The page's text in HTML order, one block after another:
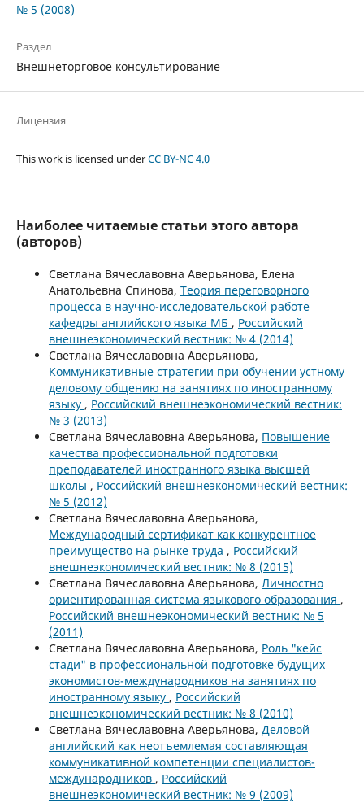
№ 5 (2008)
Раздел
Внешнеторговое консультирование
Лицензия
This work is licensed underCC BY-NC 4.0
Наиболее читаемые статьи этого автора
(авторов)
Светлана Вячеславовна Аверьянова, Елена
Анатольевна Спинова, Теория переговорного
процесса в научно-исследовательской работе
кафедры английского языка МБ , Российский
внешнеэкономический вестник: № 4 (2014)
Светлана Вячеславовна Аверьянова,
Коммуникативные стратегии при обучении устному
деловому общению на занятиях по иностранному
языку , Российский внешнеэкономический вестник:
№ 3 (2013)
Светлана Вячеславовна Аверьянова, Повышение
качества профессиональной подготовки
преподавателей иностранного языка высшей
школы , Российский внешнеэкономический вестник:
№ 5 (2012)
Светлана Вячеславовна Аверьянова,
Международный сертификат как конкурентное
преимущество на рынке труда , Российский
внешнеэкономический вестник: № 8 (2015)
Светлана Вячеславовна Аверьянова, Личностно
ориентированная система языкового образования ,
Российский внешнеэкономический вестник: № 5
(2011)
Светлана Вячеславовна Аверьянова, Роль "кейс
стади" в профессиональной подготовке будущих
экономистов-международников на занятиях по
иностранному языку , Российский
внешнеэкономический вестник: № 8 (2010)
Светлана Вячеславовна Аверьянова, Деловой
английский как неотъемлемая составляющая
коммуникативной компетенции специалистов-
международников , Российский
внешнеэкономический вестник: № 9 (2009)